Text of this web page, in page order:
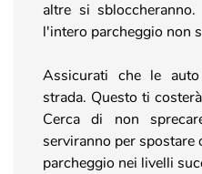
altre si
l'intero parcheggio non
Assicurati che le
strada. Questo ti
Cerca di non
serviranno per spostare
parcheggio nei livelli